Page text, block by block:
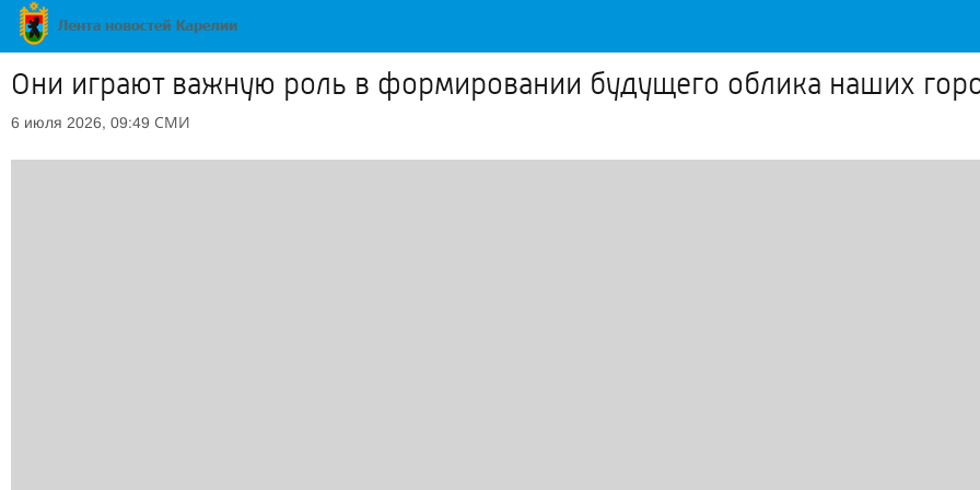
Они играют важную роль в формировании будущего облика наших
6 июля 2026, 09:49 СМИ